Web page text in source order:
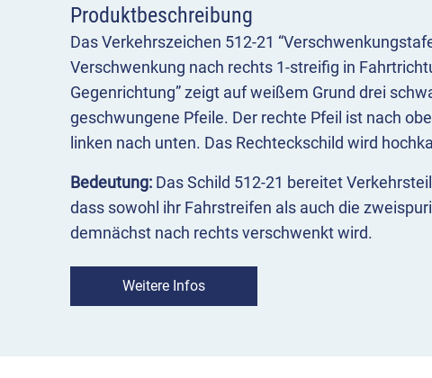
Produktbeschreibung
Das Verkehrszeichen 512-21
Verschwenkung nach rechts 1-streifig in
Gegenrichtung” zeigt auf weißem Grund drei
geschwungene Pfeile. Der rechte Pfeil ist nach
linken nach unten. Das Rechteckschild wird
Bedeutung: Das Schild 512-21 bereitet
dass sowohl ihr Fahrstreifen als auch die
demnächst nach rechts verschwenkt wird.
Einsatz:Verkehrszeichen 512-21 kommt an
Weitere Infos